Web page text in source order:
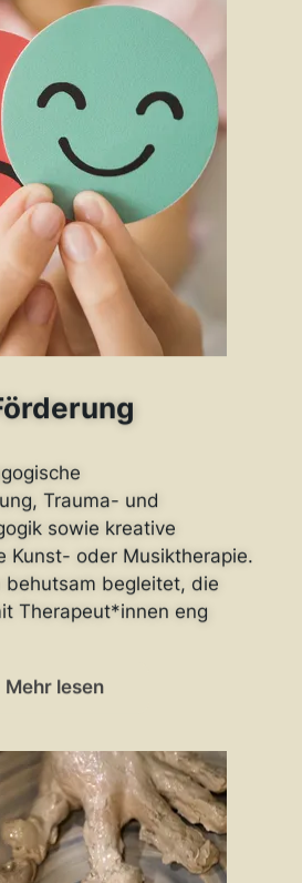
Trauma- und
sowie kreative
Kunst- oder Musiktherapie.
behutsam begleitet, die
Therapeut*innen eng
Mehr lesen